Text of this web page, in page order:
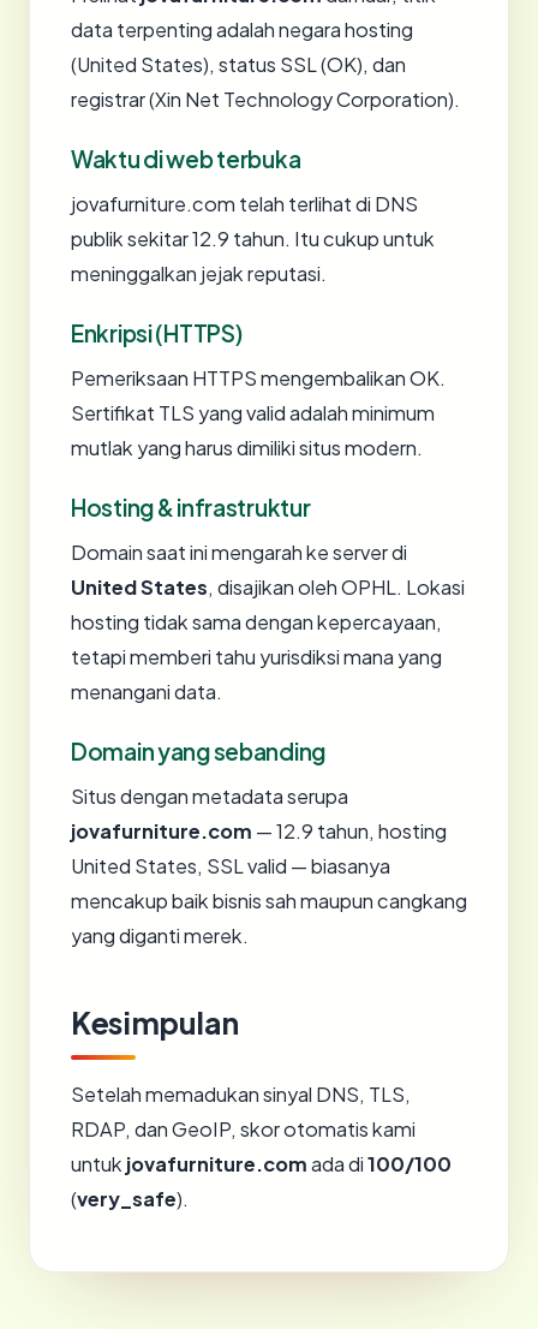
data terpenting adalah negara hosting
(United States), status SSL (OK), dan
registrar (Xin Net Technology Corporation).
Waktu di web terbuka
jovafurniture.com telah terlihat di DNS
publik sekitar 12.9 tahun. Itu cukup untuk
meninggalkan jejak reputasi.
Enkripsi (HTTPS)
Pemeriksaan HTTPS mengembalikan OK.
Sertifikat TLS yang valid adalah minimum
mutlak yang harus dimiliki situs modern.
Hosting & infrastruktur
Domain saat ini mengarah ke server di
United States, disajikan oleh OPHL. Lokasi
hosting tidak sama dengan kepercayaan,
tetapi memberi tahu yurisdiksi mana yang
menangani data.
Domain yang sebanding
Situs dengan metadata serupa
jovafurniture.com — 12.9 tahun, hosting
United States, SSL valid — biasanya
mencakup baik bisnis sah maupun cangkang
yang diganti merek.
Kesimpulan
Setelah memadukan sinyal DNS, TLS,
RDAP, dan GeoIP, skor otomatis kami
untuk jovafurniture.comada di100/100
(very_safe).